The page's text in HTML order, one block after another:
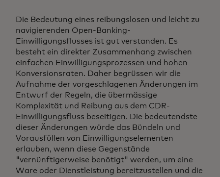
Die Bedeutung eines reibungslosen und leicht zu
navigierenden Open-Banking-
Einwilligungsflusses ist gut verstanden. Es
besteht ein direkter Zusammenhang zwischen
einfachen Einwilligungsprozessen und hohen
Konversionsraten. Daher begrüssen wir die
Aufnahme der vorgeschlagenen Änderungen im
Entwurf der Regeln, die übermässige
Komplexität und Reibung aus dem CDR-
Einwilligungsfluss beseitigen. Die bedeutendste
dieser Änderungen würde das Bündeln und
Vorausfüllen von Einwilligungselementen
erlauben, wenn diese Gegenstände
"vernünftigerweise benötigt" werden, um eine
Ware oder Dienstleistung bereitzustellen und die